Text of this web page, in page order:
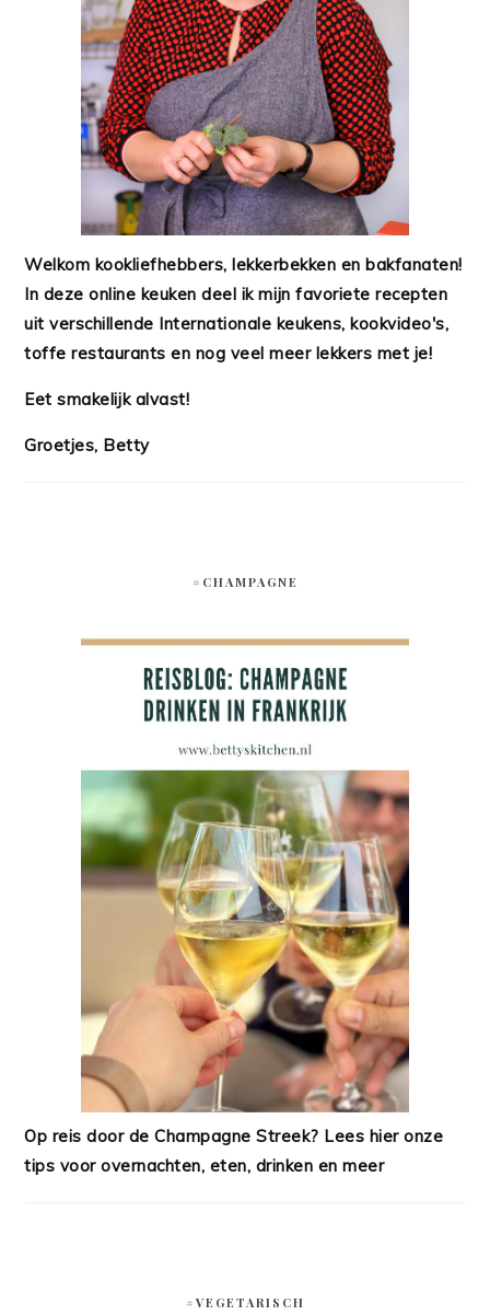
Welkom kookliefhebbers, lekkerbekken en bakfanaten!
In deze online keuken deel ik mijn favoriete recepten
uit verschillende Internationale keukens, kookvideo's,
toffe restaurants en nog veel meer lekkers met je!
Eet smakelijk alvast!
Groetjes, Betty
#CHAMPAGNE
Op reis door de Champagne Streek? Lees hier onze
tips voor overnachten, eten, drinken en meer
#VEGETARISCH